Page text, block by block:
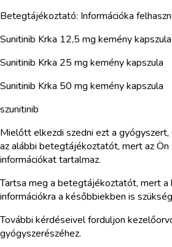
Betegtájékoztató: Információka
Sunitinib Krka 12,5 mg kemény kapszula
Sunitinib Krka 25 mg kemény kapszula
Sunitinib Krka 50 mg kemény kapszula
szunitinib
Mielőtt elkezdi szedni ezt a
az alábbi betegtájékoztatót, mert az Ön
információkat tartalmaz.
Tartsa meg a betegtájékoztatót, mert a
információkra a későbbiekben is
További kérdéseivel forduljon
gyógyszerészéhez.